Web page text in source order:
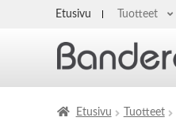
Etusivu Tuotteet
Etusivu Tuotteet